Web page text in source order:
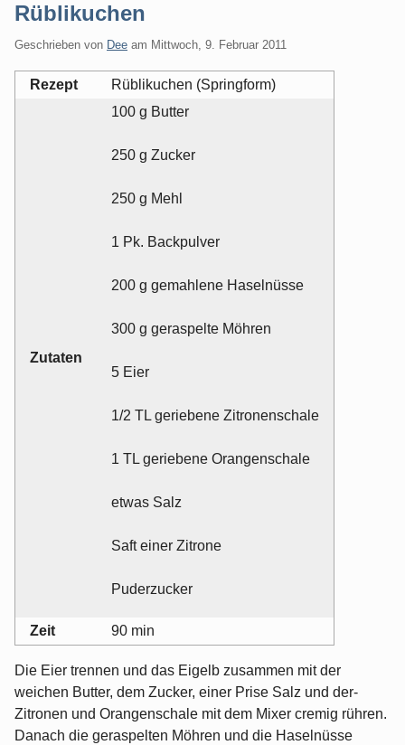
Rüblikuchen
Geschrieben von Dee am Mittwoch, 9. Februar 2011
Rezept Rüblikuchen (Springform)
Zutaten
100 g Butter
250 g Zucker
250 g Mehl
1 Pk. Backpulver
200 g gemahlene Haselnüsse
300 g geraspelte Möhren
5 Eier
1/2 TL geriebene Zitronenschale
1 TL geriebene Orangenschale
etwas Salz
Saft einer Zitrone
Puderzucker
Zeit 90 min
Die Eier trennen und das Eigelb zusammen mit der
weichen Butter, dem Zucker, einer Prise Salz und der-
Zitronen und Orangenschale mit dem Mixer cremig rühren.
Danach die geraspelten Möhren und die Haselnüsse